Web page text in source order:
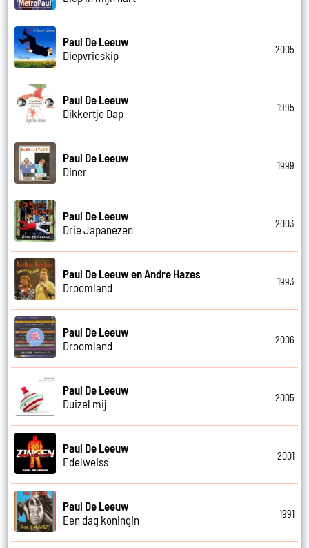
Paul De Leeuw
Diepvrieskip
2005
Paul De Leeuw
Dikkertje Dap
1995
Paul De Leeuw
Diner
1999
Paul De Leeuw
Drie Japanezen
2003
Paul De Leeuw en Andre Hazes
Droomland
1993
Paul De Leeuw
Droomland
2006
Paul De Leeuw
Duizel mij
2005
Paul De Leeuw
Edelweiss
2001
Paul De Leeuw
Een dag koningin
1991